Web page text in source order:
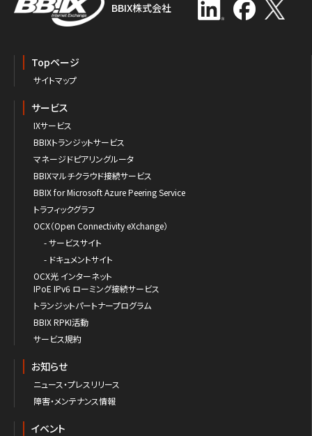
BBIX株式会社
Topページ
サイトマップ
サービス
IXサービス
BBIXトランジットサービス
マネージドピアリングルータ
BBIXマルチクラウド接続サービス
BBIX for Microsoft Azure Peering Service
トラフィックグラフ
OCX（Open Connectivity eXchange）
- サービスサイト
- ドキュメントサイト
OCX光 インターネット
IPoE IPv6 ローミング接続サービス
トランジットパートナープログラム
BBIX RPKI活動
サービス規約
お知らせ
ニュース・プレスリリース
障害・メンテナンス情報
イベント